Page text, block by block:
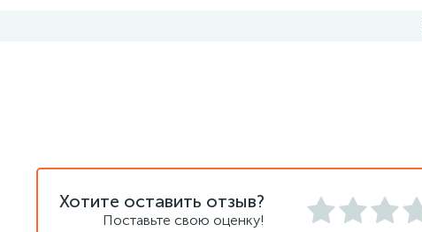
Хотите оставить отзыв?
Поставьте свою оценку!